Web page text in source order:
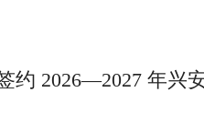
约 2026—2027 年兴